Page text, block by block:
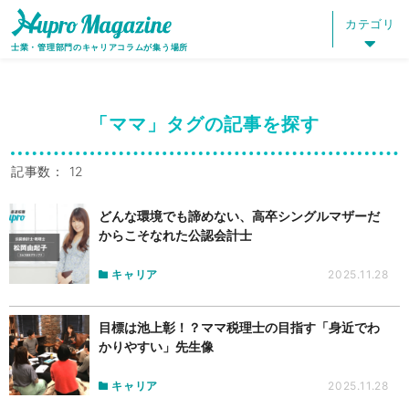
士業・管理部門のキャリアコラムが集う場所
カテゴリ
HOME HUPRO MAGAZINE
「ママ」タグの記事を探す
記事数： 12
どんな環境でも諦めない、高卒シングルマザーだ
からこそなれた公認会計士
キャリア 2025.11.28
目標は池上彰！？ママ税理士の目指す「身近でわ
かりやすい」先生像
キャリア 2025.11.28